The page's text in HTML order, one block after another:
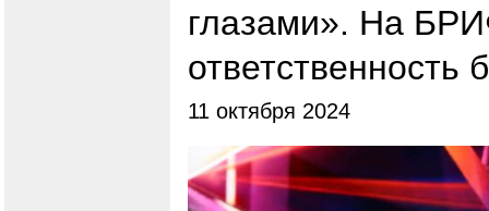
глазами». На
ответственность
11 октября 2024